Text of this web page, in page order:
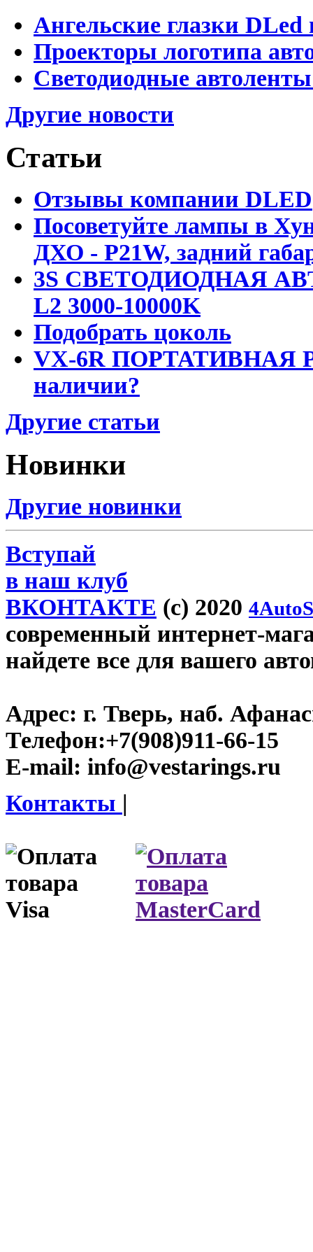
Ангельские глазки DLed
Проекторы логотипа
Светодиодные
Другие новости
Статьи
Отзывы компании DLED
Посоветуйте лампы в
ДХО - P21W, задний
3S СВЕТОДИОДНАЯ
L2 3000-10000K
Подобрать цоколь
VX-6R ПОРТАТИВНАЯ
наличии?
Другие статьи
Новинки
Другие новинки
Вступай
в наш клуб
ВКОНТАКТЕ (c) 2020
современный интернет-
найдете все для вашего
Адрес: г. Тверь, наб.
Телефон:+7(908)911-66-15
E-mail: info@vestarings.ru
Контакты |